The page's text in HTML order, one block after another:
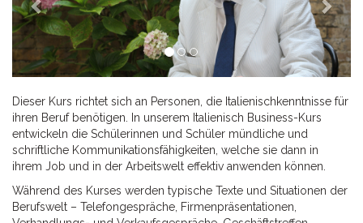
Dieser Kurs richtet sich an Personen, die Italienischkenntnisse für
ihren Beruf benötigen. In unserem Italienisch Business-Kurs
entwickeln die Schülerinnen und Schüler mündliche und
schriftliche Kommunikationsfähigkeiten, welche sie dann in
ihrem Job und in der Arbeitswelt effektiv anwenden können.
Während des Kurses werden typische Texte und Situationen der
Berufswelt – Telefongespräche, Firmenpräsentationen,